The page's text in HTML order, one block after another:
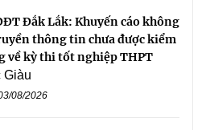
Đắk Lắk: Khuyến cáo không
thông tin chưa được kiểm
về kỳ thi tốt nghiệp THPT
Giàu
08/2026